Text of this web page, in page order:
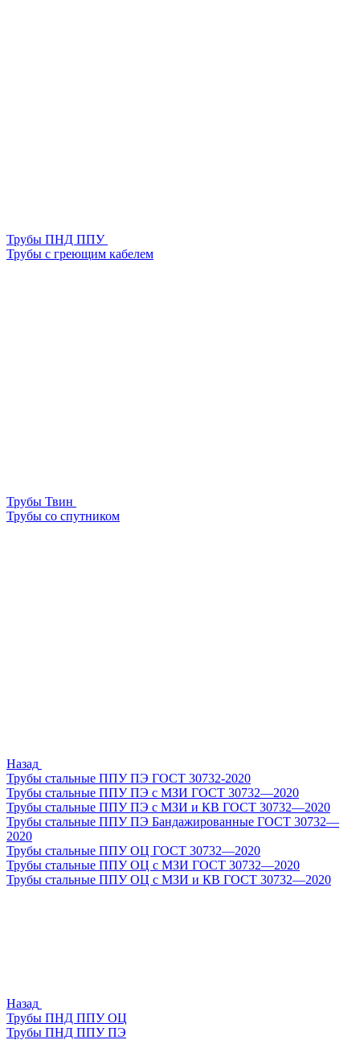
Трубы ПНД ППУ
Трубы с греющим кабелем
Трубы Твин
Трубы со спутником
Назад
Трубы стальные ППУ ПЭ ГОСТ 30732-2020
Трубы стальные ППУ ПЭ с МЗИ ГОСТ 30732—2020
Трубы стальные ППУ ПЭ с МЗИ и КВ ГОСТ 30732—2020
Трубы стальные ППУ ПЭ Бандажированные ГОСТ 30732—
2020
Трубы стальные ППУ ОЦ ГОСТ 30732—2020
Трубы стальные ППУ ОЦ с МЗИ ГОСТ 30732—2020
Трубы стальные ППУ ОЦ с МЗИ и КВ ГОСТ 30732—2020
Назад
Трубы ПНД ППУ ОЦ
Трубы ПНД ППУ ПЭ